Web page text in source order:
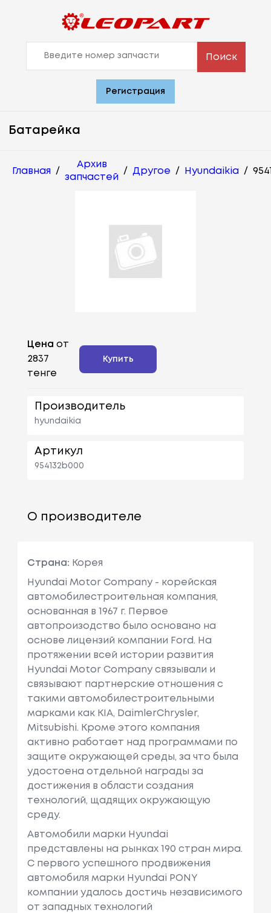
Поиск
Регистрация
Батарейка
Главная /
Архив
запчастей
/ Другое / Hyundaikia /
Цена от
2837
тенге
Купить
Производитель
hyundaikia
Артикул
954132b000
О производителе
Страна: Корея
Hyundai Motor Company - корейская
автомобилестроительная компания,
основанная в 1967 г. Первое
автопроизодство было основано на
основе лицензий компании Ford. На
протяжении всей истории развития
Hyundai Motor Company связывали и
связывают партнерские отношения с
такими автомобилестроительными
марками как KIA, DaimlerChrysler,
Mitsubishi. Кроме этого компания
активно работает над программами по
защите окружающей среды, за что была
удостоена отдельной награды за
достижения в области создания
технологий, щадящих окружающую
среду.
Автомобили марки Hyundai
представлены на рынках 190 стран мира.
C первого успешного продвижения
автомобиля марки Hyundai PONY
компании удалось достичь независимого
от западных технологий